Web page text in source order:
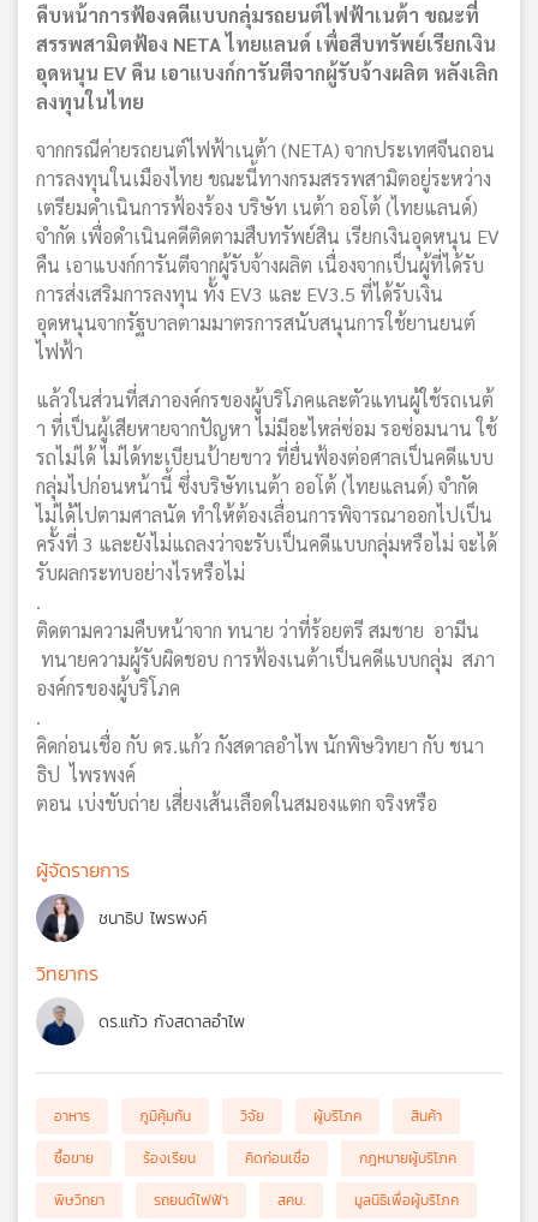
คืบหน้าการฟ้องคดีแบบกลุ่มรถยนต์ไฟฟ้าเนต้า ขณะที่
สรรพสามิตฟ้อง NETA ไทยแลนด์ เพื่อสืบทรัพย์เรียกเงิน
อุดหนุน EV คืน เอาแบงก์การันตีจากผู้รับจ้างผลิต หลังเลิก
ลงทุนในไทย
จากกรณีค่ายรถยนต์ไฟฟ้าเนต้า (NETA) จากประเทศจีนถอน
การลงทุนในเมืองไทย ขณะนี้ทางกรมสรรพสามิตอยู่ระหว่าง
เตรียมดำเนินการฟ้องร้อง บริษัท เนต้า ออโต้ (ไทยแลนด์)
จำกัด เพื่อดำเนินคดีติดตามสืบทรัพย์สิน เรียกเงินอุดหนุน EV
คืน เอาแบงก์การันตีจากผู้รับจ้างผลิต เนื่องจากเป็นผู้ที่ได้รับ
การส่งเสริมการลงทุน ทั้ง EV3 และ EV3.5 ที่ได้รับเงิน
อุดหนุนจากรัฐบาลตามมาตรการสนับสนุนการใช้ยานยนต์
ไฟฟ้า
แล้วในส่วนที่สภาองค์กรของผู้บริโภคและตัวแทนผู้ใช้รถเนต้
า ที่เป็นผู้เสียหายจากปัญหา ไม่มีอะไหล่ซ่อม รอซ่อมนาน ใช้
รถไม่ได้ ไม่ได้ทะเบียนป้ายขาว ที่ยื่นฟ้องต่อศาลเป็นคดีแบบ
กลุ่มไปก่อนหน้านี้ ซึ่งบริษัทเนต้า ออโต้ (ไทยแลนด์) จำกัด
ไม่ได้ไปตามศาลนัด ทำให้ต้องเลื่อนการพิจารณาออกไปเป็น
ครั้งที่ 3 และยังไม่แถลงว่าจะรับเป็นคดีแบบกลุ่มหรือไม่ จะได้
รับผลกระทบอย่างไรหรือไม่
.
ติดตามความคืบหน้าจาก ทนาย ว่าที่ร้อยตรี สมชาย อามีน
ทนายความผู้รับผิดชอบ การฟ้องเนต้าเป็นคดีแบบกลุ่ม สภา
องค์กรของผู้บริโภค
.
คิดก่อนเชื่อ กับ ดร.แก้ว กังสดาลอำไพ นักพิษวิทยา กับ ชนา
ธิป ไพรพงค์
ตอน เบ่งขับถ่าย เสี่ยงเส้นเลือดในสมองแตก จริงหรือ
ผู้จัดรายการ
ชนาธิป ไพรพงค์
วิทยากร
ดร.แก้ว กังสดาลอำไพ
อาหาร ภูมิคุ้มกัน วิจัย ผู้บริโภค
สินค้า
ซื้อขาย
ร้องเรียน คิดก่อนเชื่อ
กฎหมายผู้บริโภค
พิษวิทยา
รถยนต์ไฟฟ้า สคบ.
มูลนิธิเพื่อผู้บริโภค